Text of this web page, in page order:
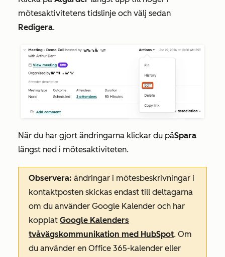
mötesaktivitetens tidslinje och välj sedan
Redigera.
När du har gjort ändringarna klickar du påSpara
längst ned i mötesaktiviteten.
Observera: ändringar i mötesbeskrivningar i
kontaktposten skickas endast till deltagarna
om du använder Google Kalender och har
kopplat Google Kalenders
tvåvägskommunikation med HubSpot. Om
du använder en Office 365-kalender eller